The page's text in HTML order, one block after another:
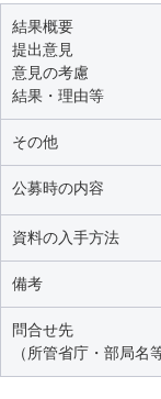
結果概要
提出意見
意見の考慮
結果・理由等
その他
公募時の内容
資料の入手方法
備考
問合せ先
（所管省庁・部局名等